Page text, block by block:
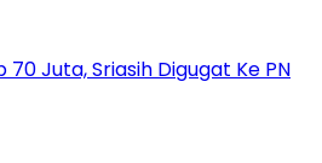
70 Juta, Sriasih Digugat Ke PN